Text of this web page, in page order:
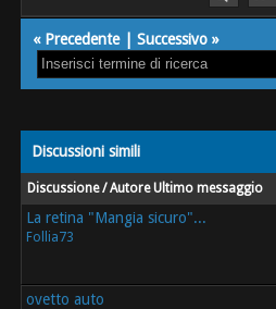
« Precedente|Successivo »
Discussioni simili
Discussione / Autore Ultimo messaggio
La retina "Mangia sicuro"...
Follia73
ovetto auto